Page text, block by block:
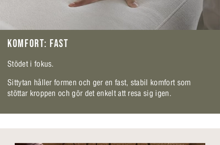
KOMFORT: FAST
Stödet i fokus.
Sittytan håller formen och ger en fast, stabil komfort som
stöttar kroppen och gör det enkelt att resa sig igen.